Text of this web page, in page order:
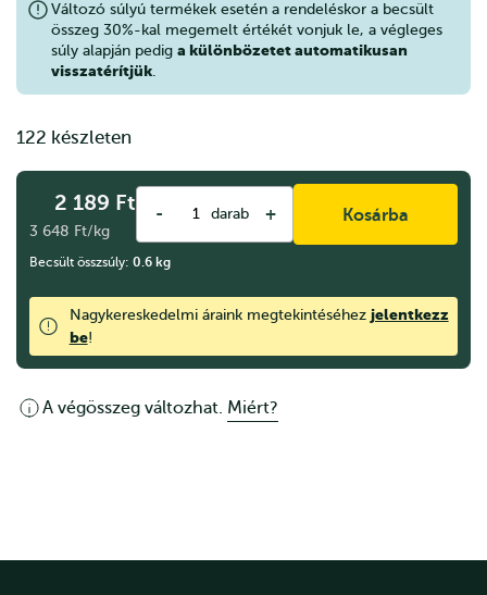
Változó súlyú termékek esetén a rendeléskor a becsült
összeg 30%-kal megemelt értékét vonjuk le, a végleges
súly alapján pedig a különbözetet automatikusan
visszatérítjük
122 készleten
2 189 Ft
3 648 Ft/kg
- darab + Kosárba
Becsült összsúly: 0.6 kg
Nagykereskedelmi áraink megtekintéséhez jelentkezz
be!
A végösszeg változhat. Miért?